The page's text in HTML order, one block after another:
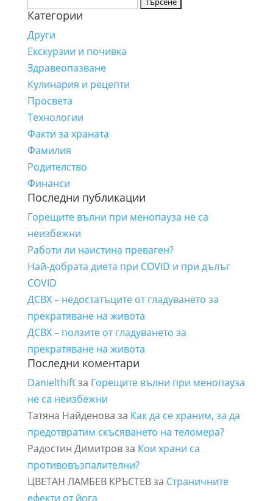
за:
Категории
Други
Екскурзии и почивка
Здравеопазване
Кулинария и рецепти
Просвета
Технологии
Факти за храната
Фамилия
Родителство
Финанси
Последни публикации
Горещите вълни при менопауза не са
неизбежни
Работи ли наистина преваген?
Най-добрата диета при COVID и при дълъг
COVID
ДСВХ – недостатъците от гладуването за
прекратяване на живота
ДСВХ – ползите от гладуването за
прекратяване на живота
Последни коментари
Danielthiftза Горещите вълни при менопауза
не са неизбежни
Татяна Найденова за Как да се храним, за да
предотвратим скъсяването на теломера?
Радостин Димитровза Кои храни са
противовъзпалителни?
ЦВЕТАН ЛАМБЕВ КРЪСТЕВза Страничните
ефекти от йога